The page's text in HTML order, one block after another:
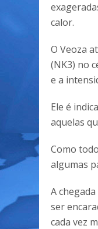
calor.
O Veoza
(NK3) no
e a
Ele é
aquelas
Como
algumas
A
ser
cada vez